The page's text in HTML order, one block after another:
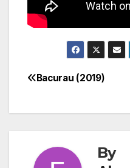
Navegação
de
Bacurau (2019)
By